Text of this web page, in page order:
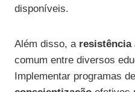
disponíveis.
Além disso, a resistência
comum entre diversos
Implementar programas de